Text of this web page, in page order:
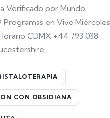
Verificado por Mundo
Programas en Vivo Miércoles
CDMX +44 793 038
CON OBSIDIANA